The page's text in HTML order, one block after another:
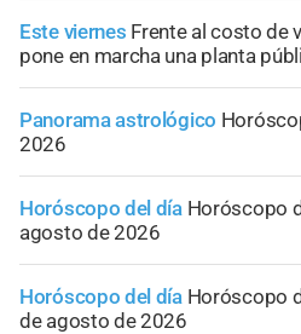
Este viernes Frente al costo de
pone en marcha una planta
Panorama astrológico
2026
Horóscopo del día Horóscopo
agosto de 2026
Horóscopo del día Horóscopo
de agosto de 2026